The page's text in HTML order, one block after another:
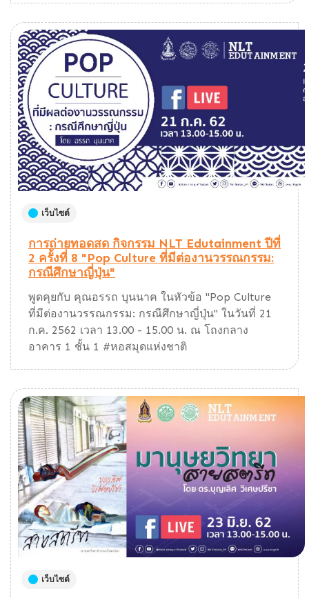
เว็บไซต์
การถ่ายทอดสด กิจกรรม NLT Edutainment ปีที่
2 ครั้งที่ 8 "Pop Culture ที่มีต่องานวรรณกรรม:
กรณีศึกษาญี่ปุ่น"
พูดคุยกับ คุณอรรถ บุนนาค ในหัวข้อ "Pop Culture
ที่มีต่องานวรรณกรรม: กรณีศึกษาญี่ปุ่น" ในวันที่ 21
ก.ค. 2562 เวลา 13.00 - 15.00 น. ณ โถงกลาง
อาคาร 1 ชั้น 1 #หอสมุดแห่งชาติ
เว็บไซต์